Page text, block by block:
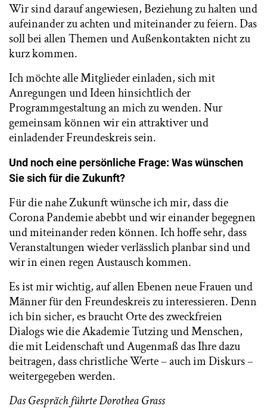
Wir sind darauf angewiesen, Beziehung zu halten und
aufeinander zu achten und miteinander zu feiern. Das
soll bei allen Themen und Außenkontakten nicht zu
kurz kommen.
Ich möchte alle Mitglieder einladen, sich mit
Anregungen und Ideen hinsichtlich der
Programmgestaltung an mich zu wenden. Nur
gemeinsam können wir ein attraktiver und
einladender Freundeskreis sein.
Und noch eine persönliche Frage: Was wünschen
Sie sich für die Zukunft?
Für die nahe Zukunft wünsche ich mir, dass die
Corona Pandemie abebbt und wir einander begegnen
und miteinander reden können. Ich hoffe sehr, dass
Veranstaltungen wieder verlässlich planbar sind und
wir in einen regen Austausch kommen.
Es ist mir wichtig, auf allen Ebenen neue Frauen und
Männer für den Freundeskreis zu interessieren. Denn
ich bin sicher, es braucht Orte des zweckfreien
Dialogs wie die Akademie Tutzing und Menschen,
die mit Leidenschaft und Augenmaß das Ihre dazu
beitragen, dass christliche Werte – auch im Diskurs –
weitergegeben werden.
Das Gespräch führte Dorothea Grass